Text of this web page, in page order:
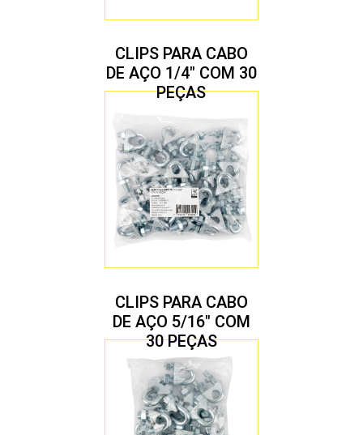
CLIPS PARA CABO
DE AÇO 1/4″ COM 30
PEÇAS
CLIPS PARA CABO
DE AÇO 5/16″ COM
30 PEÇAS